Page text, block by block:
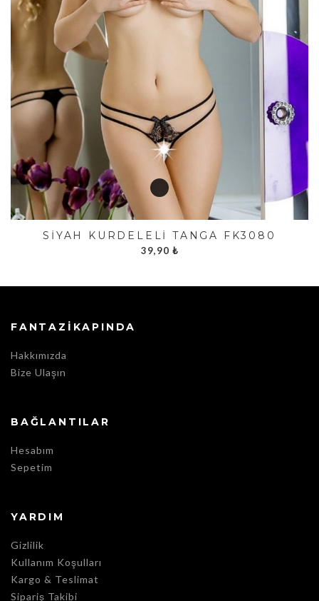
SIYAH KURDELELI TANGA FK3080
39,90 ₺
FANTAZIKAPINDA
Hakkımızda
Bize Ulaşın
BAĞLANTILAR
Hesabım
Sepetim
YARDIM
Gizlilik
Kullanım Koşulları
Kargo & Teslimat
Sipariş Takibi